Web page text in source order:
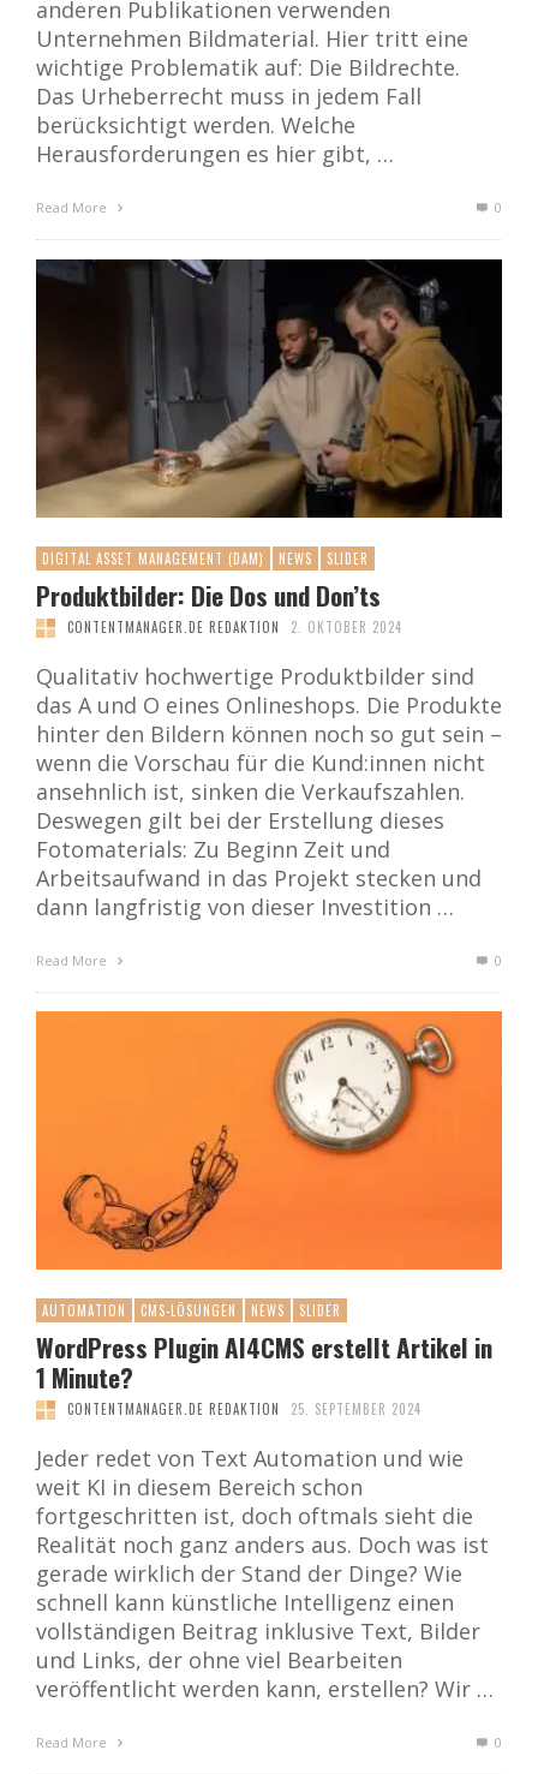
anderen Publikationen verwenden
Unternehmen Bildmaterial. Hier tritt eine
wichtige Problematik auf: Die Bildrechte.
Das Urheberrecht muss in jedem Fall
berücksichtigt werden. Welche
Herausforderungen es hier gibt, …
Read More 0
DIGITAL ASSET MANAGEMENT (DAM) NEWS SLIDER
Produktbilder: Die Dos und Don’ts
CONTENTMANAGER.DE REDAKTION 2. OKTOBER 2024
Qualitativ hochwertige Produktbilder sind
das A und O eines Onlineshops. Die Produkte
hinter den Bildern können noch so gut sein –
wenn die Vorschau für die Kund:innen nicht
ansehnlich ist, sinken die Verkaufszahlen.
Deswegen gilt bei der Erstellung dieses
Fotomaterials: Zu Beginn Zeit und
Arbeitsaufwand in das Projekt stecken und
dann langfristig von dieser Investition …
Read More 0
AUTOMATION CMS-LÖSUNGEN NEWS SLIDER
WordPress Plugin AI4CMS erstellt Artikel in
1 Minute?
CONTENTMANAGER.DE REDAKTION 25. SEPTEMBER 2024
Jeder redet von Text Automation und wie
weit KI in diesem Bereich schon
fortgeschritten ist, doch oftmals sieht die
Realität noch ganz anders aus. Doch was ist
gerade wirklich der Stand der Dinge? Wie
schnell kann künstliche Intelligenz einen
vollständigen Beitrag inklusive Text, Bilder
und Links, der ohne viel Bearbeiten
veröffentlicht werden kann, erstellen? Wir …
Read More 0